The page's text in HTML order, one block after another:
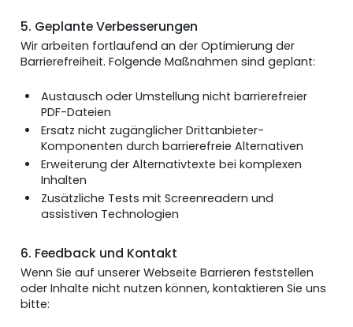
5. Geplante Verbesserungen
Wir arbeiten fortlaufend an der Optimierung der
Barrierefreiheit. Folgende Maßnahmen sind geplant:
Austausch oder Umstellung nicht barrierefreier
PDF-Dateien
Ersatz nicht zugänglicher Drittanbieter-
Komponenten durch barrierefreie Alternativen
Erweiterung der Alternativtexte bei komplexen
Inhalten
Zusätzliche Tests mit Screenreadern und
assistiven Technologien
6. Feedback und Kontakt
Wenn Sie auf unserer Webseite Barrieren feststellen
oder Inhalte nicht nutzen können, kontaktieren Sie uns
bitte: